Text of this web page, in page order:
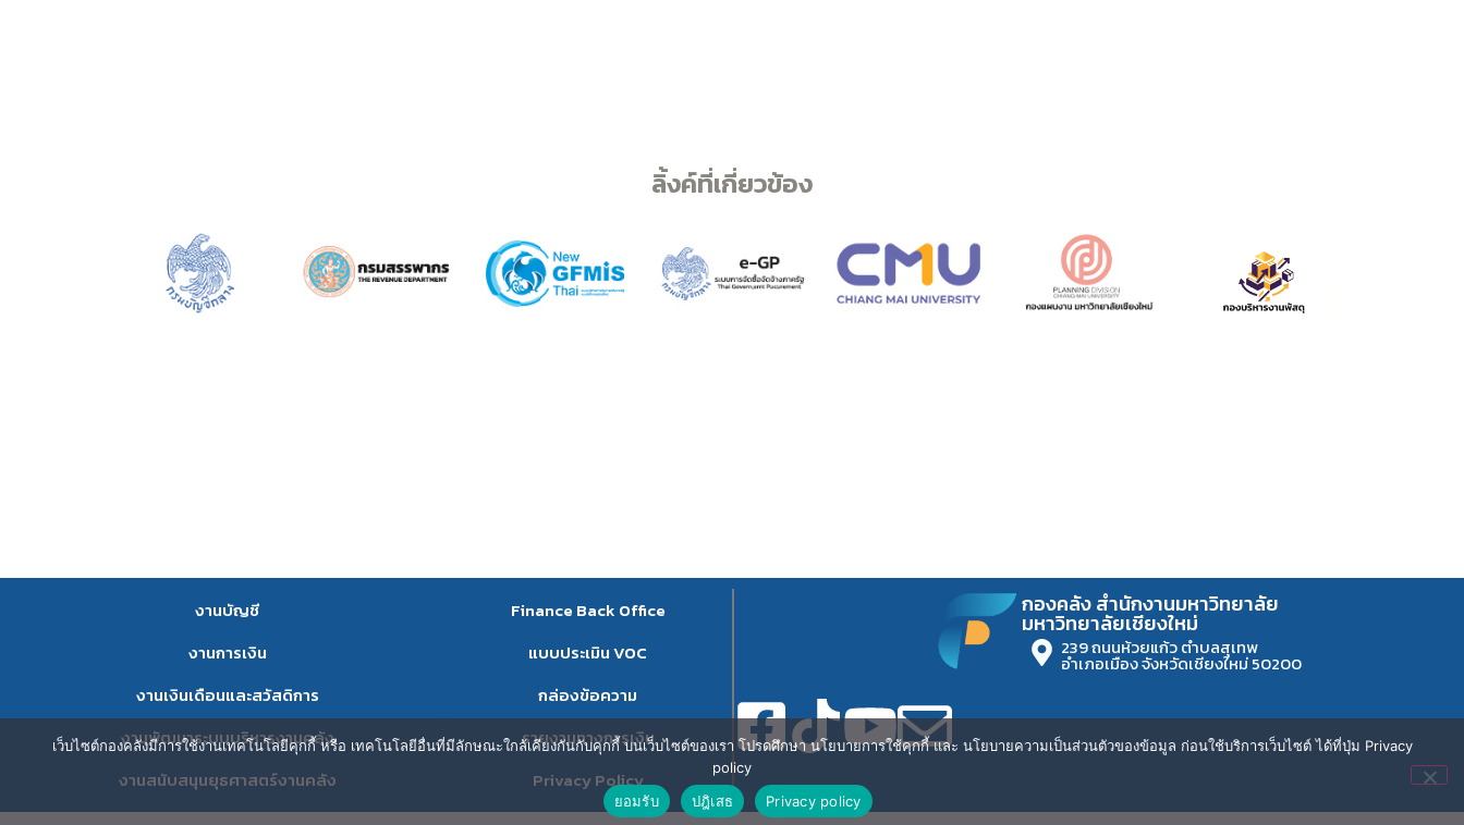
ลิ้งค์ที่เกี่ยวข้อง
งานบัญชี
งานการเงิน
งานเงินเดือนและสวัสดิการ
งานพัฒนาระบบบริหารงานคลัง
งานสนับสนุนยุธศาสตร์งานคลัง
Finance Back Office
แบบประเมิน VOC
กล่องข้อความ
รายงานทางการเงิน
Privacy Policy
กองคลัง สำนักงานมหาวิทยาลัย
มหาวิทยาลัยเชียงใหม่
239 ถนนห้วยแก้ว ตำบลสุเทพ
อำเภอเมือง จังหวัดเชียงใหม่ 50200
เว็บไซต์กองคลังมีการใช้งานเทคโนโลยีคุกกี้ หรือ เทคโนโลยีอื่นที่มีลักษณะใกล้เคียงกันกับคุกกี้ บนเว็บไซต์ของเรา โปรดศึกษา นโยบายการใช้คุกกี้ และ นโยบายความเป็นส่วนตัวของข้อมูล ก่อนใช้บริการเว็บไซต์ ได้ที่ปุ่ม Privacy
policy
ยอมรับ
ปฎิเสธ Privacy policy